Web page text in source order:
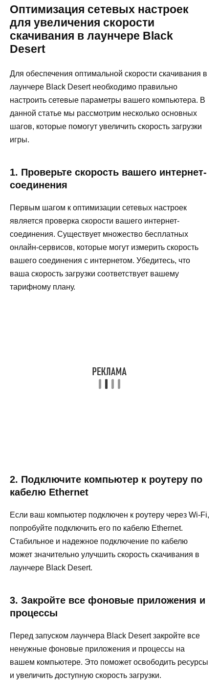
Оптимизация сетевых настроек
для увеличения скорости
скачивания в лаунчере Black
Desert
Для обеспечения оптимальной скорости скачивания в
лаунчере Black Desert необходимо правильно
настроить сетевые параметры вашего компьютера. В
данной статье мы рассмотрим несколько основных
шагов, которые помогут увеличить скорость загрузки
игры.
1. Проверьте скорость вашего интернет-
соединения
Первым шагом к оптимизации сетевых настроек
является проверка скорости вашего интернет-
соединения. Существует множество бесплатных
онлайн-сервисов, которые могут измерить скорость
вашего соединения с интернетом. Убедитесь, что
ваша скорость загрузки соответствует вашему
тарифному плану.
2. Подключите компьютер к роутеру по
кабелю Ethernet
Если ваш компьютер подключен к роутеру через Wi-Fi,
попробуйте подключить его по кабелю Ethernet.
Стабильное и надежное подключение по кабелю
может значительно улучшить скорость скачивания в
лаунчере Black Desert.
3. Закройте все фоновые приложения и
процессы
Перед запуском лаунчера Black Desert закройте все
ненужные фоновые приложения и процессы на
вашем компьютере. Это поможет освободить ресурсы
и увеличить доступную скорость загрузки.